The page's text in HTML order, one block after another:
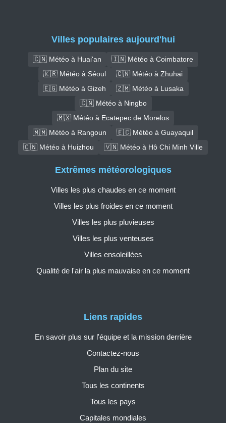
Villes populaires aujourd'hui
🇨🇳 Météo à Huai'an
🇮🇳 Météo à Coimbatore
🇰🇷 Météo à Séoul
🇨🇳 Météo à Zhuhai
🇪🇬 Météo à Gizeh
🇿🇲 Météo à Lusaka
🇨🇳 Météo à Ningbo
🇲🇽 Météo à Ecatepec de Morelos
🇲🇲 Météo à Rangoun
🇪🇨 Météo à Guayaquil
🇨🇳 Météo à Huizhou
🇻🇳 Météo à Hô Chi Minh Ville
Liens rapides
En savoir plus sur l'équipe et la mission derrière
Contactez-nous
Plan du site
Tous les continents
Tous les pays
Capitales mondiales
Extrêmes météorologiques
Villes les plus chaudes en ce moment
Villes les plus froides en ce moment
Villes les plus pluvieuses
Villes les plus venteuses
Villes ensoleillées
Qualité de l'air la plus mauvaise en ce moment